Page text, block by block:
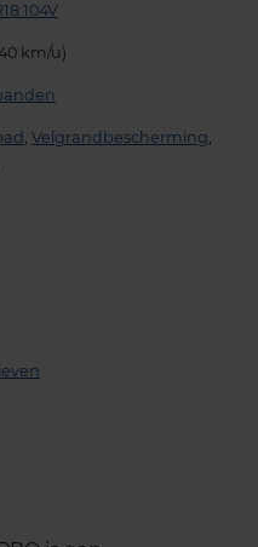
104V
km/u)
, Velgrandbescherming,